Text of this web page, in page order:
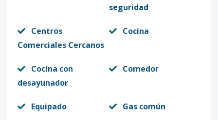
seguridad
Centros
Comerciales Cercanos
Cocina
Cocina con
desayunador
Comedor
Equipado Gas común